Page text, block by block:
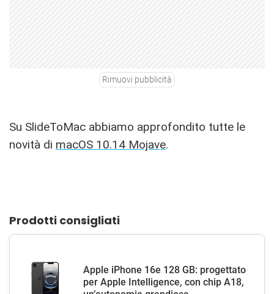
Rimuovi pubblicità
Su SlideToMac abbiamo approfondito tutte le
novità di macOS 10.14 Mojave.
Prodotti consigliati
Apple iPhone 16e 128 GB: progettato
per Apple Intelligence, con chip A18,